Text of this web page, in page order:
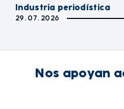
Industria periodística
29. 07. 2026
Nos apoyan